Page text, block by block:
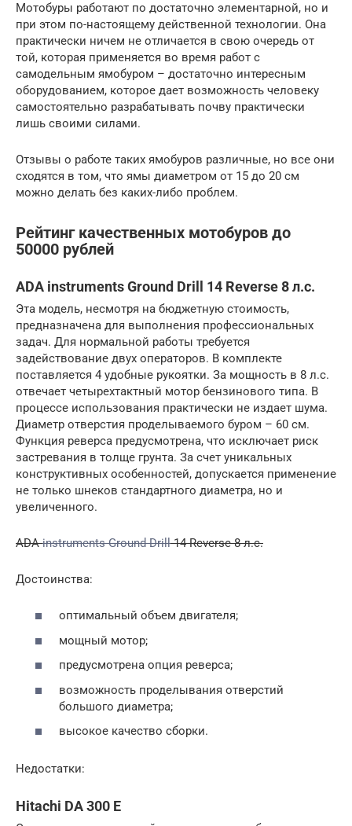
Мотобуры работают по достаточно элементарной, но и
при этом по-настоящему действенной технологии. Она
практически ничем не отличается в свою очередь от
той, которая применяется во время работ с
самодельным ямобуром – достаточно интересным
оборудованием, которое дает возможность человеку
самостоятельно разрабатывать почву практически
лишь своими силами.
Отзывы о работе таких ямобуров различные, но все они
сходятся в том, что ямы диаметром от 15 до 20 см
можно делать без каких-либо проблем.
Рейтинг качественных мотобуров до
50000 рублей
ADA instruments Ground Drill 14 Reverse 8 л.с.
Эта модель, несмотря на бюджетную стоимость,
предназначена для выполнения профессиональных
задач. Для нормальной работы требуется
задействование двух операторов. В комплекте
поставляется 4 удобные рукоятки. За мощность в 8 л.с.
отвечает четырехтактный мотор бензинового типа. В
процессе использования практически не издает шума.
Диаметр отверстия проделываемого буром – 60 см.
Функция реверса предусмотрена, что исключает риск
застревания в толще грунта. За счет уникальных
конструктивных особенностей, допускается применение
не только шнеков стандартного диаметра, но и
увеличенного.
ADAinstruments Ground Drill14 Reverse 8 л.с.
Достоинства:
оптимальный объем двигателя;
мощный мотор;
предусмотрена опция реверса;
возможность проделывания отверстий
большого диаметра;
высокое качество сборки.
Недостатки:
Hitachi DA 300 E